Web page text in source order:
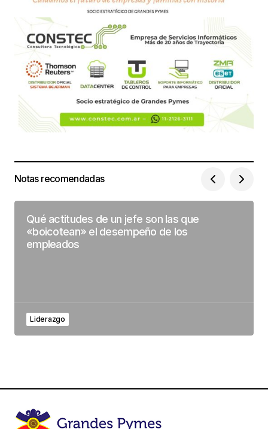
Notas recomendadas
Qué actitudes de un jefe son las que
«boicotean» el desempeño de los
empleados
Liderazgo